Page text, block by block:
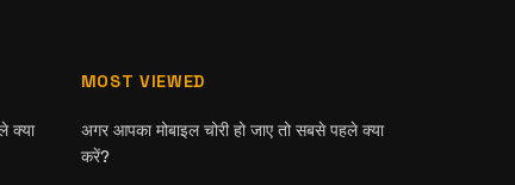
क्या
MOST VIEWED
अगर आपका मोबाइल चोरी हो जाए तो सबसे पहले क्या
करें?